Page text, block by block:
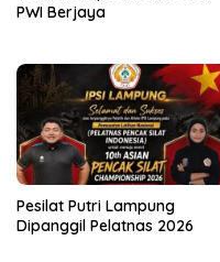
PWI Berjaya
Pesilat Putri Lampung
Dipanggil Pelatnas 2026